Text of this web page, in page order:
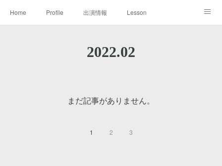
Home Profile 出演情報 Lesson
2022.02
まだ記事がありません。
1 2 3